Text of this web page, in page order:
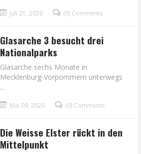
Juli 21, 2020 (0) Comments
Glasarche 3 besucht drei
Nationalparks
Glasarche sechs Monate in
Mecklenburg-Vorpommern unterwegs
...
Mai 09, 2020 (0) Comments
Die Weisse Elster rückt in den
Mittelpunkt